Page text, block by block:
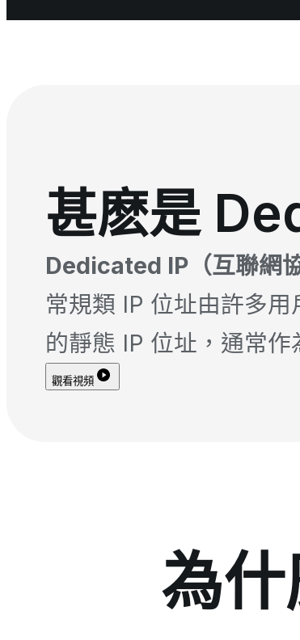
甚麽是
Dedicated IP（互聯網
常規類 IP 位址由許多
的靜態 IP 位址，通常
觀看視頻
為